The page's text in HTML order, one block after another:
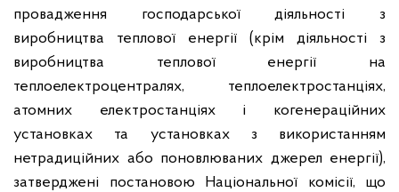
провадження господарської діяльності з
виробництва теплової енергії (крім діяльності з
виробництва теплової енергії на
теплоелектроцентралях, теплоелектростанціях,
атомних електростанціях і когенераційних
установках та установках з використанням
нетрадиційних або поновлюваних джерел енергії),
затверджені постановою Національної комісії, що